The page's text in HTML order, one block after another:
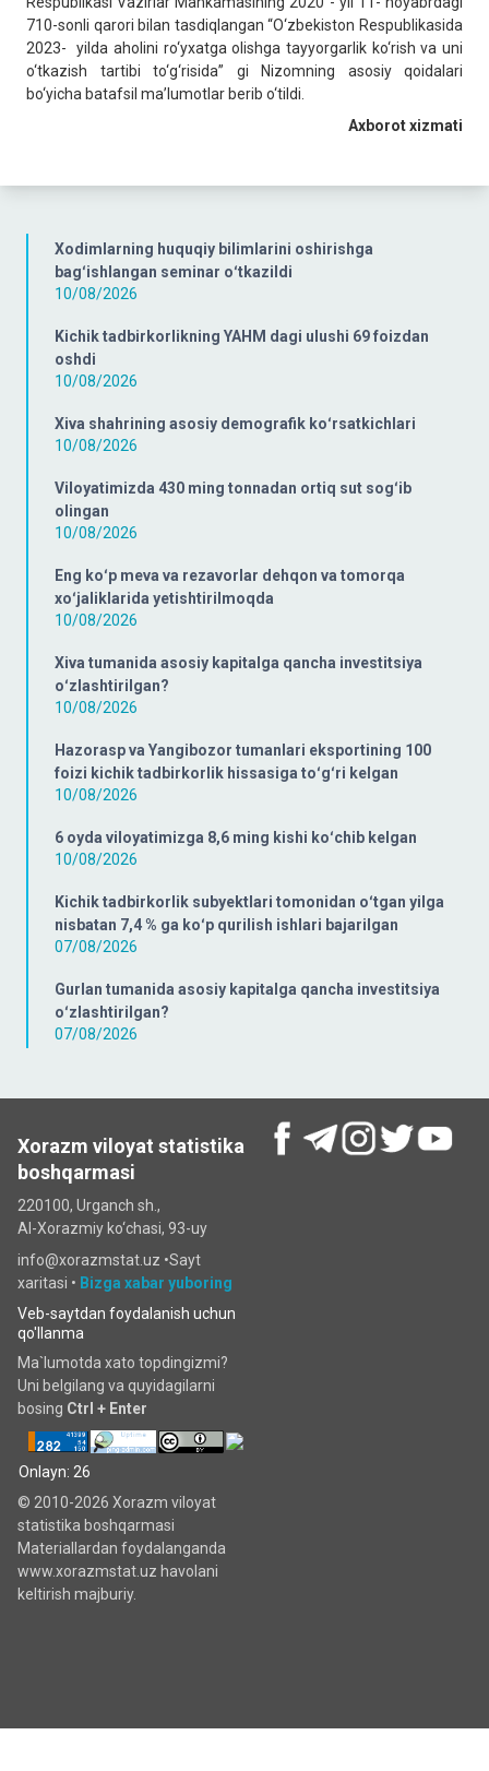
Xodimlarning huquqiy bilimlarini oshirishga
bagʻishlangan seminar oʻtkazildi
10/08/2026
Kichik tadbirkorlikning YAHM dagi ulushi 69 foizdan
oshdi
10/08/2026
Xiva shahrining asosiy demografik koʻrsatkichlari
10/08/2026
Viloyatimizda 430 ming tonnadan ortiq sut sogʻib
olingan
10/08/2026
Eng koʻp meva va rezavorlar dehqon va tomorqa
xoʻjaliklarida yetishtirilmoqda
10/08/2026
Xiva tumanida asosiy kapitalga qancha investitsiya
oʻzlashtirilgan?
10/08/2026
Hazorasp va Yangibozor tumanlari eksportining 100
foizi kichik tadbirkorlik hissasiga toʻgʻri kelgan
10/08/2026
6 oyda viloyatimizga 8,6 ming kishi koʻchib kelgan
10/08/2026
Kichik tadbirkorlik subyektlari tomonidan oʻtgan yilga
nisbatan 7,4 % ga koʻp qurilish ishlari bajarilgan
07/08/2026
Gurlan tumanida asosiy kapitalga qancha investitsiya
oʻzlashtirilgan?
07/08/2026
710-sonli qarori bilan tasdiqlangan “O‘zbekiston Respublikasida
2023- yilda aholini ro‘yxatga olishga tayyorgarlik ko‘rish va uni
o‘tkazish tartibi to‘g‘risida” gi Nizomning asosiy qoidalari
bo‘yicha batafsil ma’lumotlar berib o‘tildi.
Axborot xizmati
Xorazm viloyat statistika
boshqarmasi
220100, Urganch sh.,
Al-Xorazmiy ko‘chаsi, 93-uy
info@xorazmstat.uz •Sayt
xaritasi • Bizga xabar yuboring
Veb-saytdan foydalanish uchun
qo'llanma
Ma`lumotda xato topdingizmi?
Uni belgilang va quyidagilarni
bosing Ctrl + Enter
Onlayn: 26
© 2010-2026 Xorazm viloyat
statistika boshqarmasi
Materiallardan foydalanganda
www.xorazmstat.uz havolani
keltirish majburiy.